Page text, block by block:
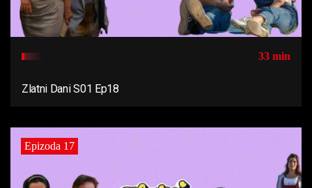
33 min
Zlatni Dani S01 Ep18
Epizoda 17